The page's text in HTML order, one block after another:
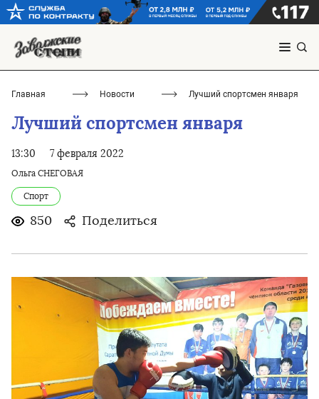
Главная Новости Лучший спортсмен января
Лучший спортсмен января
13:30 7 февраля 2022
Ольга СНЕГОВАЯ
Спорт
850 Поделиться